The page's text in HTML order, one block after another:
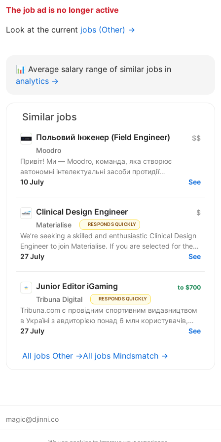
The job ad is no longer active
Look at the current jobs (Other) →
📊 Average salary range of similar jobs in
analytics →
Similar jobs
Польовий Інженер (Field Engineer)
Moodro
$$
Привіт! Ми — Moodro, команда, яка створює
автономні інтелектуальні засоби протидії
безпілотникам. Наша мета — захищати життя
10 July See
Clinical Design Engineer
Materialise RESPONDS QUICKLY
$
We’re seeking a skilled and enthusiastic Clinical Design
Engineer to join Materialise. If you are selected for the
job, you will need to undergo thorough...
27 July See
Junior Editor iGaming
Tribuna Digital RESPONDS QUICKLY
to $700
Tribuna.com є провідним спортивним видавництвом
в Україні з авдиторією понад 6 млн користувачів,
яка продовжує зростати. Разом з авдиторією
27 July See
All jobs Other →All jobs Mindsmatch →
magic@djinni.co